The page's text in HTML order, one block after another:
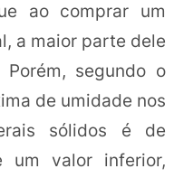
ao comprar um
a maior parte dele
segundo o
de umidade nos
sólidos é de
um valor inferior,